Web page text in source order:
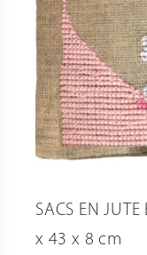
SACS EN
x 43 x 8 cm